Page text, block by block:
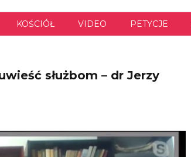
KOŚCIÓŁ VIDEO PETYCJE
służbom – dr Jerzy